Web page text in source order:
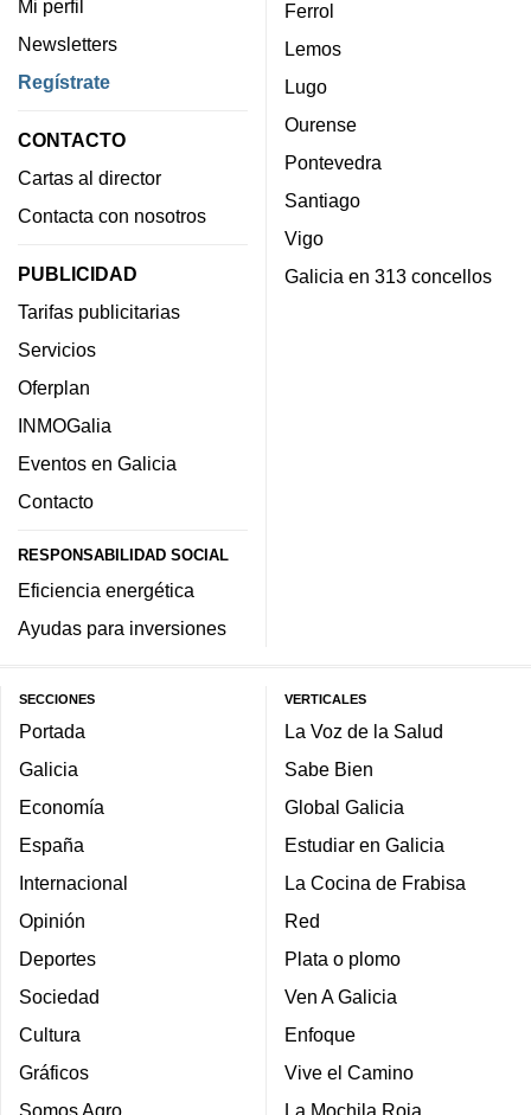
Mi perfil
Newsletters
Regístrate
CONTACTO
Cartas al director
Contacta con nosotros
PUBLICIDAD
Tarifas publicitarias
Servicios
Oferplan
INMOGalia
Eventos en Galicia
Contacto
RESPONSABILIDAD SOCIAL
Eficiencia energética
Ayudas para inversiones
Ferrol
Lemos
Lugo
Ourense
Pontevedra
Santiago
Vigo
Galicia en 313 concellos
SECCIONES
Portada
Galicia
Economía
España
Internacional
Opinión
Deportes
Sociedad
Cultura
Gráficos
Somos Agro
VERTICALES
La Voz de la Salud
Sabe Bien
Global Galicia
Estudiar en Galicia
La Cocina de Frabisa
Red
Plata o plomo
Ven A Galicia
Enfoque
Vive el Camino
La Mochila Roja